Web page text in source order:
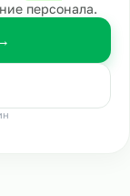
персонала.